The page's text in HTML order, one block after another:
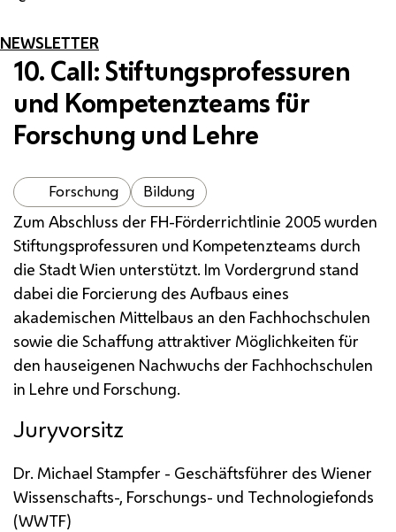
NEWSLETTER
10. Call: Stiftungsprofessuren
und Kompetenzteams für
Forschung und Lehre
Forschung Bildung
Zum Abschluss der FH-Förderrichtlinie 2005 wurden
Stiftungsprofessuren und Kompetenzteams durch
die Stadt Wien unterstützt. Im Vordergrund stand
dabei die Forcierung des Aufbaus eines
akademischen Mittelbaus an den Fachhochschulen
sowie die Schaffung attraktiver Möglichkeiten für
den hauseigenen Nachwuchs der Fachhochschulen
in Lehre und Forschung.
Juryvorsitz
Dr. Michael Stampfer - Geschäftsführer des Wiener
Wissenschafts-, Forschungs- und Technologiefonds
(WWTF)